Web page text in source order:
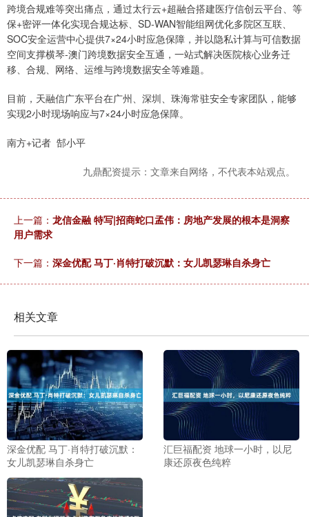
跨境合规难等突出痛点，通过太行云+超融合搭建医疗信创云平台、等
保+密评一体化实现合规达标、SD‑WAN智能组网优化多院区互联、
SOC安全运营中心提供7×24小时应急保障，并以隐私计算与可信数据
空间支撑横琴‑澳门跨境数据安全互通，一站式解决医院核心业务迁
移、合规、网络、运维与跨境数据安全等难题。
目前，天融信广东平台在广州、深圳、珠海常驻安全专家团队，能够
实现2小时现场响应与7×24小时应急保障。
南方+记者 郜小平
九鼎配资提示：文章来自网络，不代表本站观点。
上一篇： 龙信金融 特写|招商蛇口孟伟：房地产发展的根本是洞察
用户需求
下一篇： 深金优配 马丁·肖特打破沉默：女儿凯瑟琳自杀身亡
相关文章
深金优配 马丁·肖特打破沉默：
女儿凯瑟琳自杀身亡
汇巨福配资 地球一小时，以尼
康还原夜色纯粹